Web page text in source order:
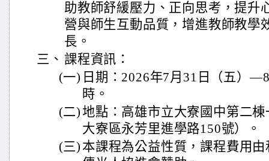
助教師舒緩壓力、正向思考，提升
營與師生互動品質，增進教師教學
長。
三、 課程資訊：
(一) 日期：2026年7月31日（五）
時。
(二)地點：高雄市立大寮國中第二
大寮區永芳里進學路150號）。
(三) 本課程為公益性質，課程費用